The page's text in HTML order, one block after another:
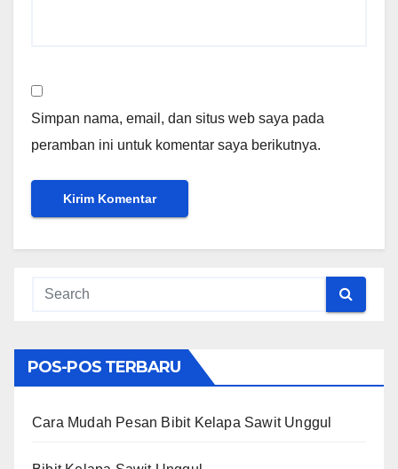
Simpan nama, email, dan situs web saya pada
peramban ini untuk komentar saya berikutnya.
POS-POS TERBARU
Cara Mudah Pesan Bibit Kelapa Sawit Unggul